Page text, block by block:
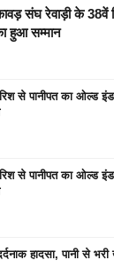
संघ रेवाड़ी के 38वें
हुआ सम्मान
से पानीपत का ओल्ड
से पानीपत का ओल्ड
हादसा, पानी से